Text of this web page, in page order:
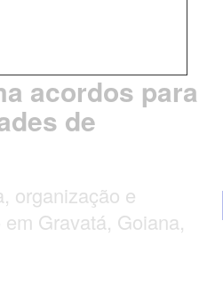
acordos para
de
organização e
Gravatá, Goiana,